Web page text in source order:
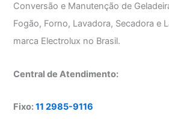
Conversão e Manutenção de
Fogão, Forno, Lavadora, Secadora e
marca Electrolux no Brasil.
Central de Atendimento:
Fixo:11 2985-9116